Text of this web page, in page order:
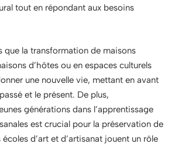
tout en répondant aux besoins
que la transformation de maisons
d’hôtes ou en espaces culturels
une nouvelle vie, mettant en avant
et le présent. De plus,
générations dans l’apprentissage
est crucial pour la préservation de
d’art et d’artisanat jouent un rôle